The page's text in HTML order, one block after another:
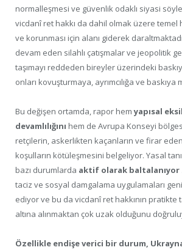
normalleşmesi ve güvenlik odaklı siyasi
vicdanî ret hakkı da dahil olmak üzere temel
ve korunması için alanı giderek
devam eden silahlı çatışmalar ve jeopolitik
taşımayı reddeden bireyler üzerindeki
onları kovuşturmaya, ayrımcılığa ve baskıya
Bu değişen ortamda, rapor hemyapısal
devamlılığını hem de Avrupa Konseyi
retçilerin, askerlikten kaçanların ve firar
koşulların kötüleşmesini belgeliyor. Yasal
bazı durumlarda aktif olarak baltalanıyor
taciz ve sosyal damgalama uygulamaları
ediyor ve bu da vicdanî ret hakkının pratikte
altına alınmaktan çok uzak olduğunu
Özellikle endişe verici bir durum,